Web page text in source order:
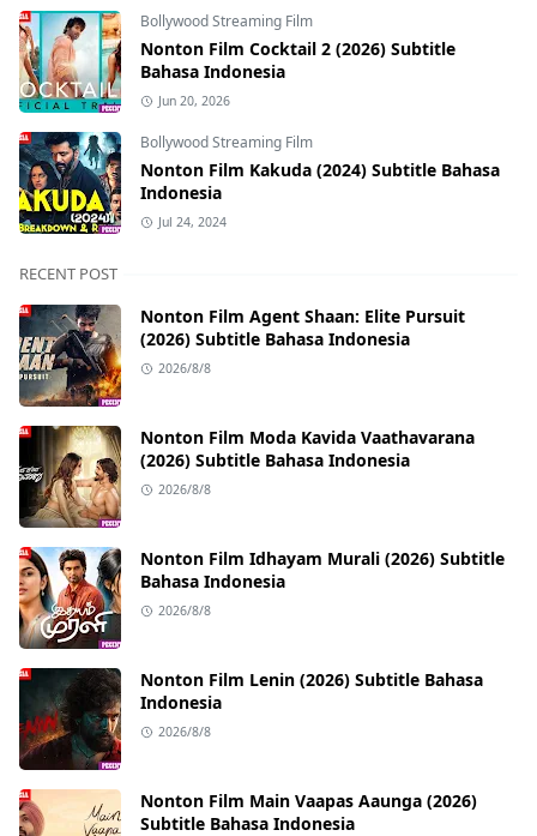
Bollywood Streaming Film
Nonton Film Cocktail 2 (2026) Subtitle
Bahasa Indonesia
Jun 20, 2026
Bollywood Streaming Film
Nonton Film Kakuda (2024) Subtitle Bahasa
Indonesia
Jul 24, 2024
RECENT POST
Nonton Film Agent Shaan: Elite Pursuit
(2026) Subtitle Bahasa Indonesia
2026/8/8
Nonton Film Moda Kavida Vaathavarana
(2026) Subtitle Bahasa Indonesia
2026/8/8
Nonton Film Idhayam Murali (2026) Subtitle
Bahasa Indonesia
2026/8/8
Nonton Film Lenin (2026) Subtitle Bahasa
Indonesia
2026/8/8
Nonton Film Main Vaapas Aaunga (2026)
Subtitle Bahasa Indonesia